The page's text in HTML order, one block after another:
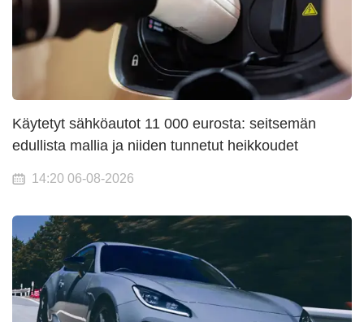
Käytetyt sähköautot 11 000 eurosta: seitsemän
edullista mallia ja niiden tunnetut heikkoudet
14:20 06-08-2026